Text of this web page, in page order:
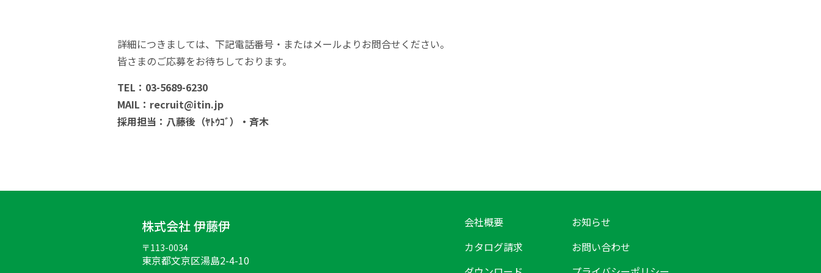
詳細につきましては、下記電話番号・またはメールよりお問合せください。
皆さまのご応募をお待ちしております。
TEL：03-5689-6230
MAIL：recruit@itin.jp
採用担当：八藤後（ﾔﾄｳｺﾞ）・斉木
株式会社 伊藤伊
〒113-0034
東京都文京区湯島2-4-10
会社概要
お知らせ
カタログ請求
お問い合わせ